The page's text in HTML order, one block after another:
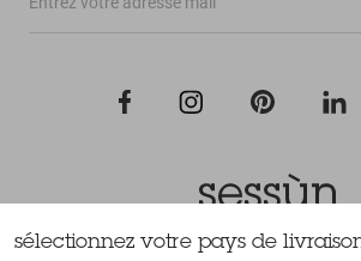
Tous droits réservés Sessùn
sélectionnez votre pays de